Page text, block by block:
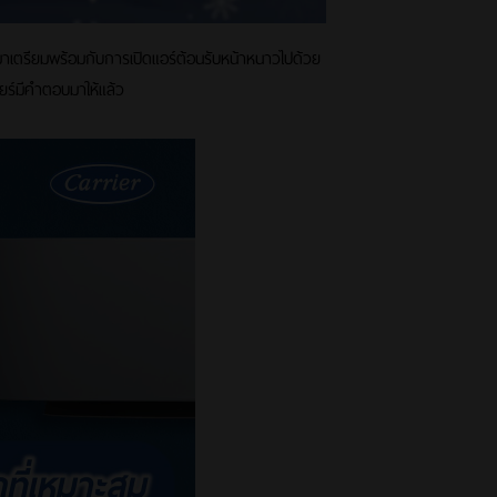
ตรียมพร้อมกับการเปิดแอร์ต้อนรับหน้าหนาวไปด้วย
ร์มีคำตอบมาให้แล้ว